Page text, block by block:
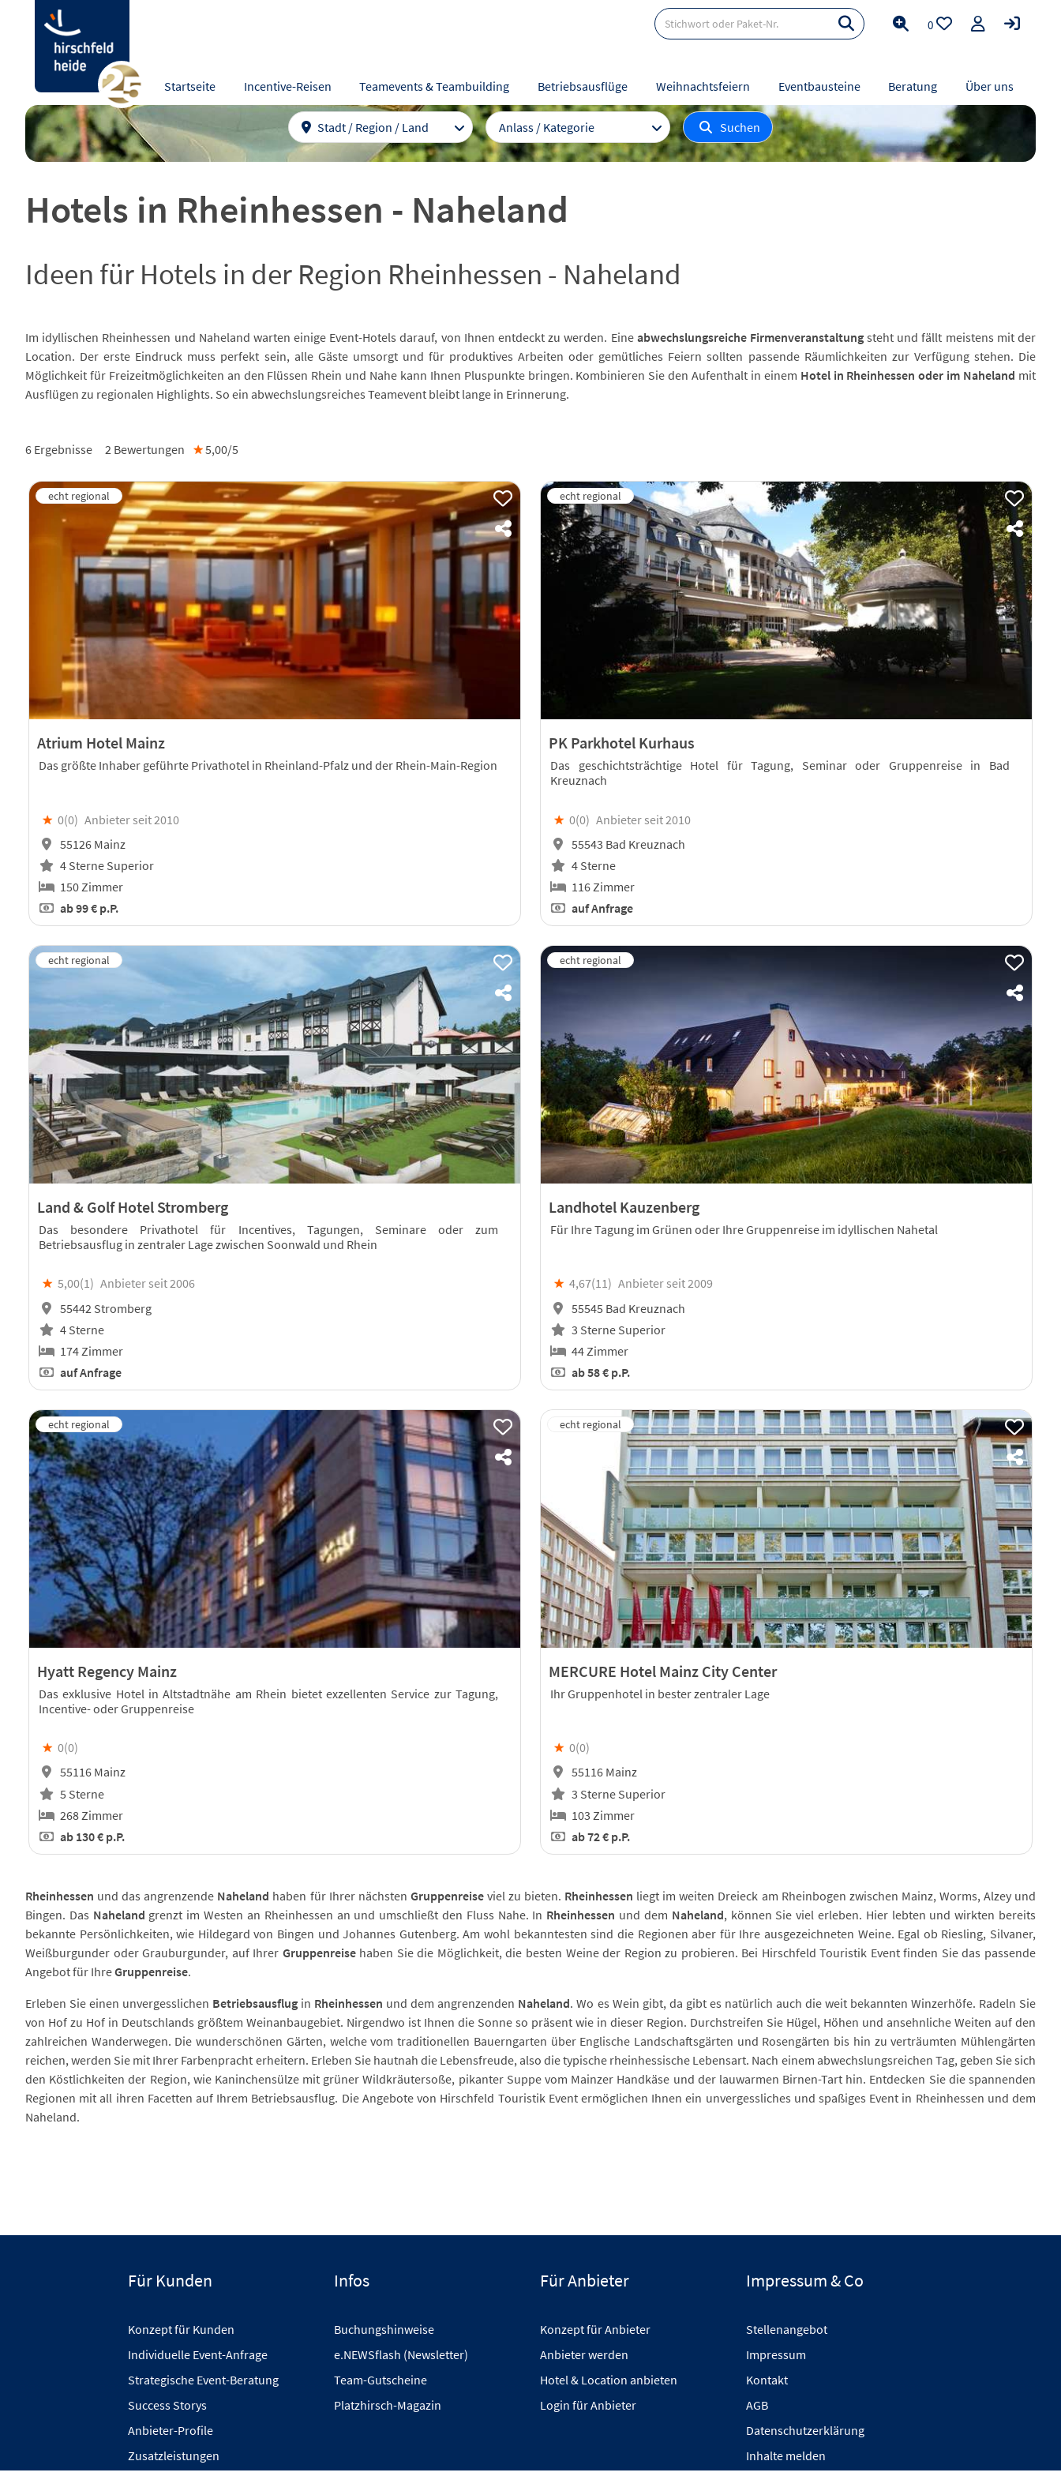
Startseite Incentive-Reisen Teamevents & Teambuilding Betriebsausflüge Weihnachtsfeiern Eventbausteine Beratung Über uns
0
Stadt / Region / Land Anlass / Kategorie Suchen
Hotels in Rheinhessen - Naheland
Ideen für Hotels in der Region Rheinhessen - Naheland
Im idyllischen Rheinhessen und Naheland warten einige Event-Hotels darauf, von Ihnen entdeckt zu werden. Eine abwechslungsreiche Firmenveranstaltungsteht und fällt meistens mit der
Location. Der erste Eindruck muss perfekt sein, alle Gäste umsorgt und für produktives Arbeiten oder gemütliches Feiern sollten passende Räumlichkeiten zur Verfügung stehen. Die
Möglichkeit für Freizeitmöglichkeiten an den Flüssen Rhein und Nahe kann Ihnen Pluspunkte bringen. Kombinieren Sie den Aufenthalt in einem Hotel in Rheinhessen oder im Naheland mit
Ausflügen zu regionalen Highlights. So ein abwechslungsreiches Teamevent bleibt lange in Erinnerung.
6 Ergebnisse 2 Bewertungen ★5,00/5
Atrium Hotel Mainz
Das größte Inhaber geführte Privathotel in Rheinland-Pfalz und der Rhein-Main-Region
★ 0(0) Anbieter seit 2010
55126 Mainz
4 Sterne Superior
150 Zimmer
ab99 € p.P.
PK Parkhotel Kurhaus
Das geschichtsträchtige Hotel für Tagung, Seminar oder Gruppenreise in Bad
Kreuznach
★ 0(0) Anbieter seit 2010
55543 Bad Kreuznach
4 Sterne
116 Zimmer
auf Anfrage
Land & Golf Hotel Stromberg
Das besondere Privathotel für Incentives, Tagungen, Seminare oder zum
Betriebsausflug in zentraler Lage zwischen Soonwald und Rhein
★ 5,00(1) Anbieter seit 2006
55442 Stromberg
4 Sterne
174 Zimmer
auf Anfrage
Landhotel Kauzenberg
Für Ihre Tagung im Grünen oder Ihre Gruppenreise im idyllischen Nahetal
★ 4,67(11) Anbieter seit 2009
55545 Bad Kreuznach
3 Sterne Superior
44 Zimmer
ab58 € p.P.
Hyatt Regency Mainz
Das exklusive Hotel in Altstadtnähe am Rhein bietet exzellenten Service zur Tagung,
Incentive- oder Gruppenreise
★ 0(0)
55116 Mainz
5 Sterne
268 Zimmer
ab 130 € p.P.
MERCURE Hotel Mainz City Center
Ihr Gruppenhotel in bester zentraler Lage
★ 0(0)
55116 Mainz
3 Sterne Superior
103 Zimmer
ab72 € p.P.
Rheinhessen und das angrenzende Naheland haben für Ihrer nächsten Gruppenreise viel zu bieten. Rheinhessen liegt im weiten Dreieck am Rheinbogen zwischen Mainz, Worms, Alzey und
Bingen. Das Naheland grenzt im Westen an Rheinhessen an und umschließt den Fluss Nahe. In Rheinhessen und dem Naheland, können Sie viel erleben. Hier lebten und wirkten bereits
bekannte Persönlichkeiten, wie Hildegard von Bingen und Johannes Gutenberg. Am wohl bekanntesten sind die Regionen aber für Ihre ausgezeichneten Weine. Egal ob Riesling, Silvaner,
Weißburgunder oder Grauburgunder, auf Ihrer Gruppenreisehaben Sie die Möglichkeit, die besten Weine der Region zu probieren. Bei Hirschfeld Touristik Event finden Sie das passende
Angebot für IhreGruppenreise.
Erleben Sie einen unvergesslichen Betriebsausflug in Rheinhessen und dem angrenzenden Naheland. Wo es Wein gibt, da gibt es natürlich auch die weit bekannten Winzerhöfe. Radeln Sie
von Hof zu Hof in Deutschlands größtem Weinanbaugebiet. Nirgendwo ist Ihnen die Sonne so präsent wie in dieser Region. Durchstreifen Sie Hügel, Höhen und ansehnliche Weiten auf den
zahlreichen Wanderwegen. Die wunderschönen Gärten, welche vom traditionellen Bauerngarten über Englische Landschaftsgärten und Rosengärten bis hin zu verträumten Mühlengärten
reichen, werden Sie mit Ihrer Farbenpracht erheitern. Erleben Sie hautnah die Lebensfreude, also die typische rheinhessische Lebensart. Nach einem abwechslungsreichen Tag, geben Sie sich
den Köstlichkeiten der Region, wie Kaninchensülze mit grüner Wildkräutersoße, pikanter Suppe vom Mainzer Handkäse und der lauwarmen Birnen-Tart hin. Entdecken Sie die spannenden
Regionen mit all ihren Facetten auf Ihrem Betriebsausflug. Die Angebote von Hirschfeld Touristik Event ermöglichen Ihnen ein unvergessliches und spaßiges Event in Rheinhessen und dem
Naheland.
Für Kunden
Konzept für Kunden
Individuelle Event-Anfrage
Strategische Event-Beratung
Success Storys
Anbieter-Profile
Zusatzleistungen
Infos
Buchungshinweise
e.NEWSflash (Newsletter)
Team-Gutscheine
Platzhirsch-Magazin
Für Anbieter
Konzept für Anbieter
Anbieter werden
Hotel & Location anbieten
Login für Anbieter
Impressum & Co
Stellenangebot
Impressum
Kontakt
AGB
Datenschutzerklärung
Inhalte melden